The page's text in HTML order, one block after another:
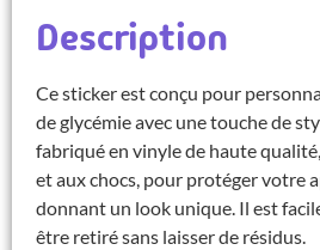
Description
Ce sticker est conçu pour
de glycémie avec une touche de
fabriqué en vinyle de haute
et aux chocs, pour protéger votre
donnant un look unique. Il est
être retiré sans laisser de résidus.